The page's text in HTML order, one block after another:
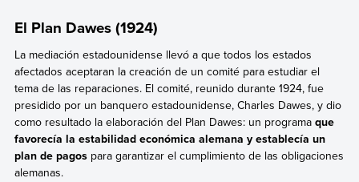
El Plan Dawes (1924)
La mediación estadounidense llevó a que todos los estados
afectados aceptaran la creación de un comité para estudiar el
tema de las reparaciones. El comité, reunido durante 1924, fue
presidido por un banquero estadounidense, Charles Dawes, y dio
como resultado la elaboración del Plan Dawes: un programa que
favorecía la estabilidad económica alemana y establecía un
plan de pagospara garantizar el cumplimiento de las obligaciones
alemanas.